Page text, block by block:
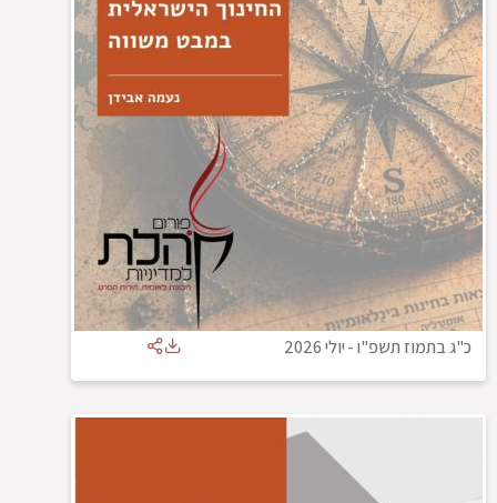
כ"ג בתמוז תשפ"ו-יולי 2026